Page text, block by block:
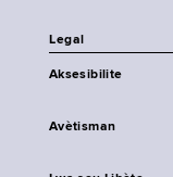
Legal
Aksesibilite
Avètisman